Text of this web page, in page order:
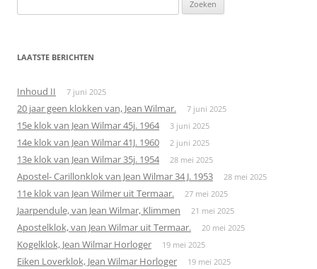
naar:
LAATSTE BERICHTEN
Inhoud II 7 juni 2025
20 jaar geen klokken van, Jean Wilmar. 7 juni 2025
15e klok van Jean Wilmar 45j. 1964 3 juni 2025
14e klok van Jean Wilmar 41J. 1960 2 juni 2025
13e klok van Jean Wilmar 35j. 1954 28 mei 2025
Apostel- Carillonklok van Jean Wilmar 34 J. 1953 28 mei 2025
11e klok van Jean Wilmer uit Termaar. 27 mei 2025
Jaarpendule, van Jean Wilmar, Klimmen 21 mei 2025
Apostelklok, van Jean Wilmar uit Termaar. 20 mei 2025
Kogelklok, Jean Wilmar Horloger 19 mei 2025
Eiken Loverklok, Jean Wilmar Horloger 19 mei 2025